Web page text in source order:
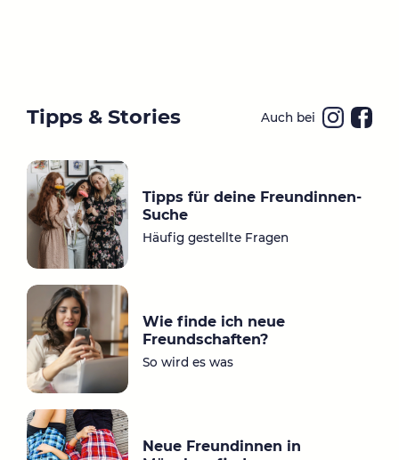
Tipps & Stories Auch bei
a
ok
Tipps für deine Freundinnen-
Suche
Häufig gestellte Fragen
Wie finde ich neue
Freundschaften?
So wird es was
Neue Freundinnen in